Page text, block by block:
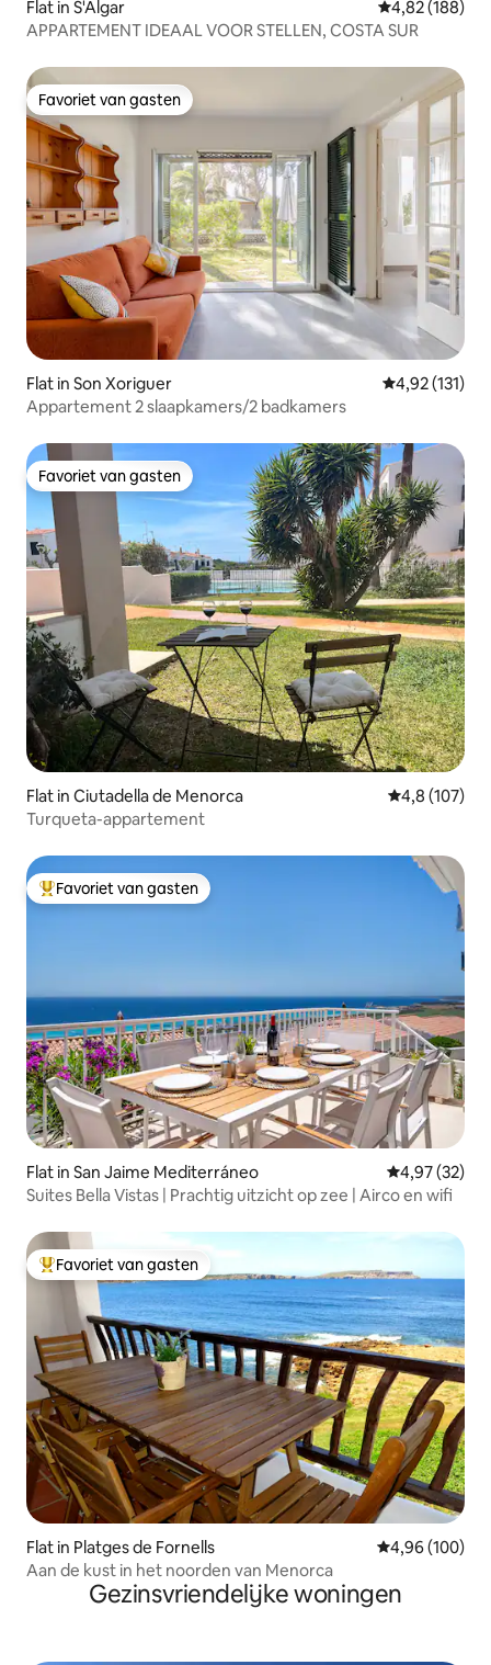
Flat in S'Algar Gemiddelde
4,82 (188)
APPARTEMENT IDEAAL VOOR STELLEN, COSTA SUR
Favoriet van gasten
Favoriet van gasten
Flat in Son Xoriguer Gemiddelde
4,92 (131)
Appartement 2 slaapkamers/2 badkamers
Favoriet van gasten
Favoriet van gasten
Flat in Ciutadella de Menorca Gemiddelde
4,8 (107)
Turqueta-appartement
Topfavoriet van gasten
Favoriet van gasten
Flat in San Jaime Mediterráneo Gemiddelde
4,97 (32)
Suites Bella Vistas | Prachtig uitzicht op zee | Airco en wifi
Topfavoriet van gasten
Favoriet van gasten
Flat in Platges de Fornells Gemiddelde
4,96 (100)
Aan de kust in het noorden van Menorca
Gezinsvriendelijke woningen